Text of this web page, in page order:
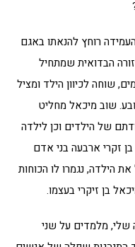
רוחץ להנאתו באגם
הבדואית שמתחיל
שוחה לכיוון הילד ומציל
שוב מיכאל מחליט
של הילדים וכן לילדה
זקרי ארבעה בני אדם
הילדה, נגמרו לו הכוחות
בן זיקרי בעצמו.
שלי, מלמדים על שני